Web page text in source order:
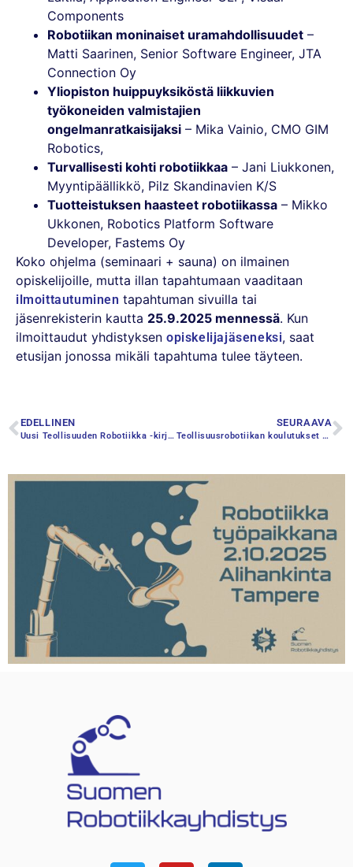
Components
Robotiikan moninaiset uramahdollisuudet –
Matti Saarinen, Senior Software Engineer, JTA
Connection Oy
Yliopiston huippuyksiköstä liikkuvien
työkoneiden valmistajien
ongelmanratkaisijaksi – Mika Vainio, CMO GIM
Robotics,
Turvallisesti kohti robotiikkaa – Jani Liukkonen,
Myyntipäällikkö, Pilz Skandinavien K/S
Tuotteistuksen haasteet robotiikassa – Mikko
Ukkonen, Robotics Platform Software
Developer, Fastems Oy
Koko ohjelma (seminaari + sauna) on ilmainen
opiskelijoille, mutta illan tapahtumaan vaaditaan
ilmoittautuminen tapahtuman sivuilla tai
jäsenrekisterin kautta 25.9.2025 mennessä. Kun
ilmoittaudut yhdistyksen opiskelijajäseneksi, saat
etusijan jonossa mikäli tapahtuma tulee täyteen.
EDELLINEN
Uusi Teollisuuden Robotiikka -kirjaan perustuva luentokalvosarja nyt saatavilla
SEURAAVA
Teollisuusrobotiikan koulutukset alkaneet